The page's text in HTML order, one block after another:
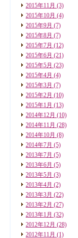
2015年11月 (3)
2015年10月 (4)
2015年9月 (7)
2015年8月 (7)
2015年7月 (12)
2015年6月 (21)
2015年5月 (23)
2015年4月 (4)
2015年3月 (7)
2015年2月 (10)
2015年1月 (13)
2014年12月 (10)
2014年11月 (28)
2014年10月 (8)
2014年7月 (5)
2013年7月 (5)
2013年6月 (5)
2013年5月 (3)
2013年4月 (2)
2013年3月 (22)
2013年2月 (27)
2013年1月 (32)
2012年12月 (28)
2012年11月 (1)